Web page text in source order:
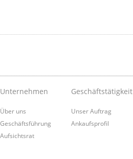
Unternehmen
Über uns
Geschäftsführung
Aufsichtsrat
Geschäftstätigkeit
Unser Auftrag
Ankaufsprofil